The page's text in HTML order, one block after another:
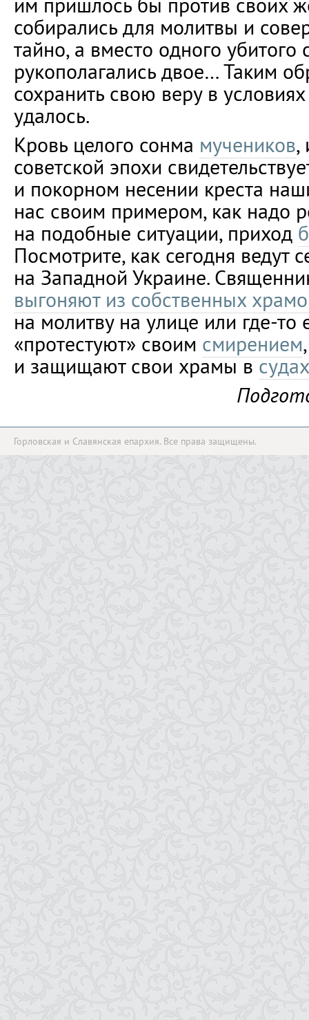
собирались для молитвы и
тайно, а вместо одного убитого
рукополагались двое… Таким
сохранить свою веру в
удалось.
Кровь целого сонма мучеников,
советской эпохи
и покорном несении креста
нас своим примером, как надо
на подобные ситуации, приход
Посмотрите, как сегодня ведут
на Западной Украине.
выгоняют из собственных
на молитву на улице или где-
«протестуют» своим смирением
и защищают свои храмы всудах
Горловская и Славянская епархия. Все права защищены.